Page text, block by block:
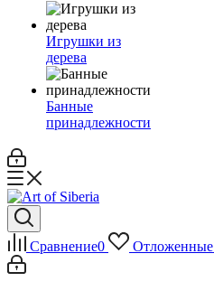
Игрушки из
дерева
Банные
принадлежности
Сравнение0 Отложенные